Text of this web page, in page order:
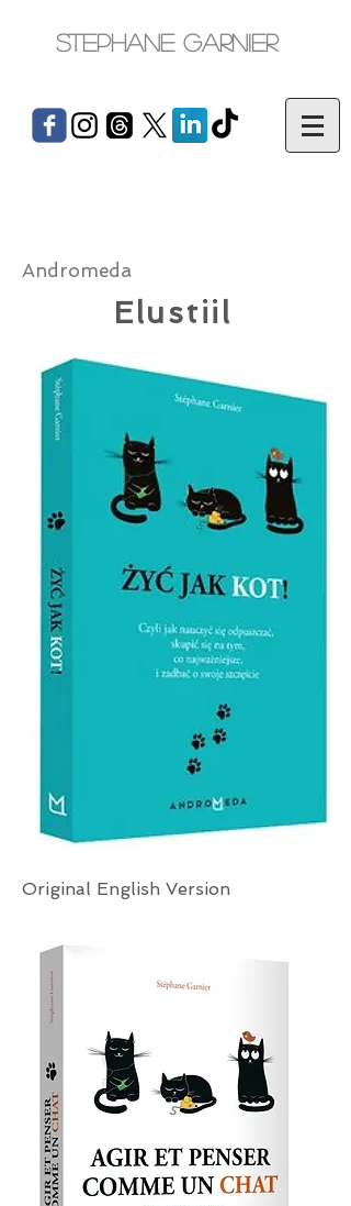
Stephane Garnier
Andromeda
Elustiil
Original English Version